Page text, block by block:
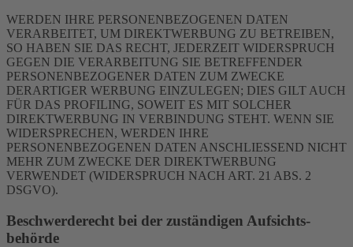
WERDEN IHRE PERSONENBEZOGENEN DATEN
VERARBEITET, UM DIREKTWERBUNG ZU BETREIBEN,
SO HABEN SIE DAS RECHT, JEDERZEIT WIDERSPRUCH
GEGEN DIE VERARBEITUNG SIE BETREFFENDER
PERSONENBEZOGENER DATEN ZUM ZWECKE
DERARTIGER WERBUNG EINZULEGEN; DIES GILT AUCH
FÜR DAS PROFILING, SOWEIT ES MIT SOLCHER
DIREKTWERBUNG IN VERBINDUNG STEHT. WENN SIE
WIDERSPRECHEN, WERDEN IHRE
PERSONENBEZOGENEN DATEN ANSCHLIESSEND NICHT
MEHR ZUM ZWECKE DER DIREKTWERBUNG
VERWENDET (WIDERSPRUCH NACH ART. 21 ABS. 2
DSGVO).
Beschwerde­recht bei der zuständigen Aufsichts­
behörde